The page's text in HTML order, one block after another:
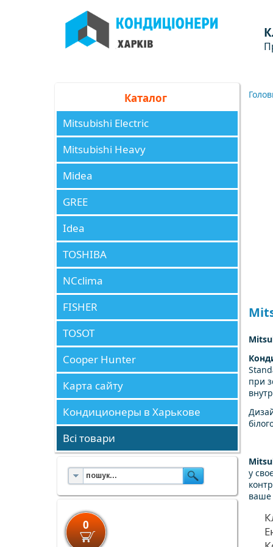
Каталог
Mitsubishi Electric
Mitsubishi Heavy
Midea
GREE
Idea
TOSHIBA
NCclima
FISHER
TOSOT
Cooper Hunter
Карта сайту
Кондиционеры в Харькове
Всі товари
0
при
у
ваше